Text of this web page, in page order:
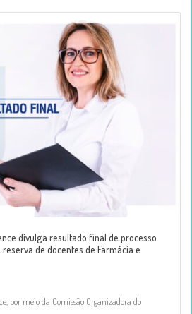
divulga resultado final de processo
de docentes de Farmácia e
por meio da Comissão Organizadora do